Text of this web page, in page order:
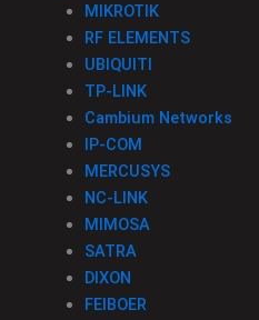
MIKROTIK
RF ELEMENTS
UBIQUITI
TP-LINK
Cambium Networks
IP-COM
MERCUSYS
NC-LINK
MIMOSA
SATRA
DIXON
FEIBOER